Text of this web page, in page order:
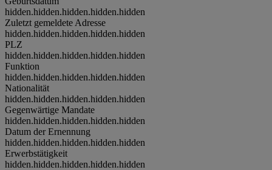
hidden.hidden.hidden.hidden.hidden
Zuletzt gemeldete Adresse
hidden.hidden.hidden.hidden.hidden
PLZ
hidden.hidden.hidden.hidden.hidden
Funktion
hidden.hidden.hidden.hidden.hidden
Nationalität
hidden.hidden.hidden.hidden.hidden
Gegenwärtige Mandate
hidden.hidden.hidden.hidden.hidden
Datum der Ernennung
hidden.hidden.hidden.hidden.hidden
Erwerbstätigkeit
hidden.hidden.hidden.hidden.hidden